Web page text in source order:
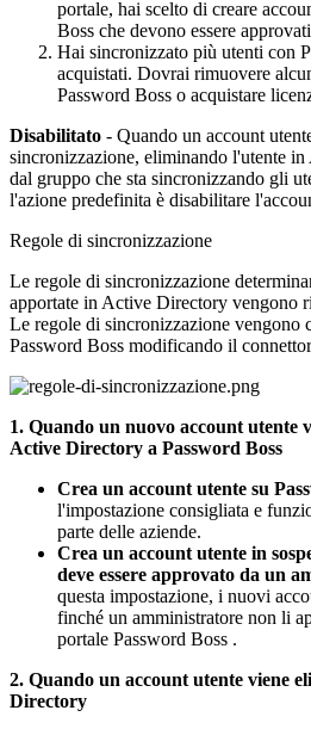
portale, hai scelto di creare
Boss che devono essere approvati
Hai sincronizzato più utenti con
acquistati. Dovrai rimuovere
Password Boss o acquistare
Disabilitato - Quando un account
sincronizzazione, eliminando l'utente in
dal gruppo che sta sincronizzando gli
l'azione predefinita è disabilitare l'
Regole di sincronizzazione
Le regole di sincronizzazione
apportate in Active Directory vengono
Le regole di sincronizzazione vengono
Password Boss modificando il
1. Quando un nuovo account utente
Active Directory a Password Boss
Crea un account utente su
l'impostazione consigliata e
parte delle aziende.
Crea un account utente in
deve essere approvato da un
questa impostazione, i nuovi
finché un amministratore non li
portale Password Boss .
2. Quando un account utente viene
Directory